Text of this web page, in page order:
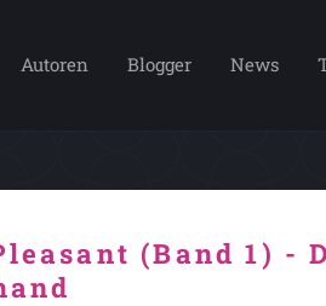
Autoren Blogger News
(Band 1) -